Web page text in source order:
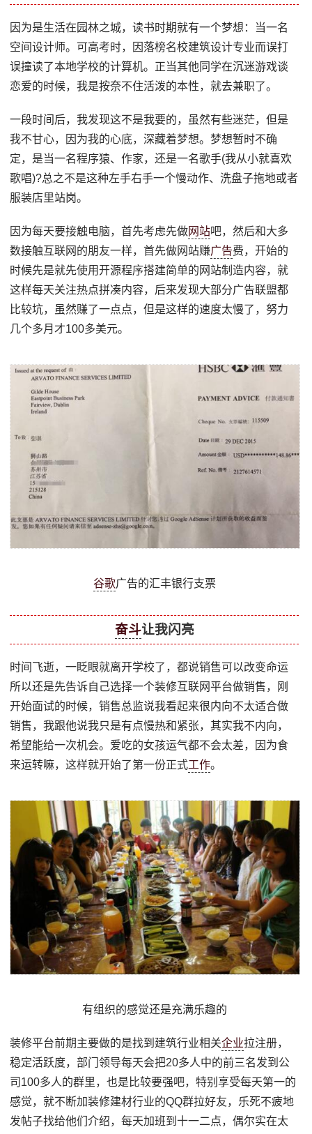
因为是生活在园林之城，读书时期就有一个梦想：当一名
空间设计师。可高考时，因落榜名校建筑设计专业而误打
误撞读了本地学校的计算机。正当其他同学在沉迷游戏谈
恋爱的时候，我是按奈不住活泼的本性，就去兼职了。
一段时间后，我发现这不是我要的，虽然有些迷茫，但是
我不甘心，因为我的心底，深藏着梦想。梦想暂时不确
定，是当一名程序猿、作家，还是一名歌手(我从小就喜欢
歌唱)?总之不是这种左手右手一个慢动作、洗盘子拖地或者
服装店里站岗。
因为每天要接触电脑，首先考虑先做网站吧，然后和大多
数接触互联网的朋友一样，首先做网站赚广告费，开始的
时候先是就先使用开源程序搭建简单的网站制造内容，就
这样每天关注热点拼凑内容，后来发现大部分广告联盟都
比较坑，虽然赚了一点点，但是这样的速度太慢了，努力
几个多月才100多美元。
谷歌广告的汇丰银行支票
奋斗让我闪亮
时间飞逝，一眨眼就离开学校了，都说销售可以改变命运
所以还是先告诉自己选择一个装修互联网平台做销售，刚
开始面试的时候，销售总监说我看起来很内向不太适合做
销售，我跟他说我只是有点慢热和紧张，其实我不内向，
希望能给一次机会。爱吃的女孩运气都不会太差，因为食
来运转嘛，这样就开始了第一份正式工作。
有组织的感觉还是充满乐趣的
装修平台前期主要做的是找到建筑行业相关企业拉注册，
稳定活跃度，部门领导每天会把20多人中的前三名发到公
司100多人的群里，也是比较要强吧，特别享受每天第一的
感觉，就不断加装修建材行业的QQ群拉好友，乐死不疲地
发帖子找给他们介绍，每天加班到十一二点，偶尔实在太